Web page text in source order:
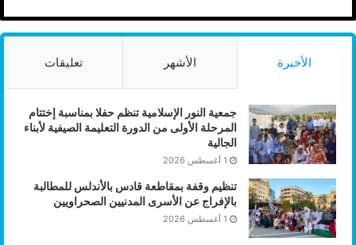
الأخيرة الأشهر تعليقات
جمعية النور الإسلامية تنظم حفلا بمناسبة إختتام
المرحلة الأولى من الدورة التعليمة الصيفية لأبناء
الجالية
1 أغسطس 2026
تنظيم وقفة بمقاطعة قادس بالأندلس للمطالبة
بالإفراج عن الأسرى المدنيين الصحراويين
1 أغسطس 2026